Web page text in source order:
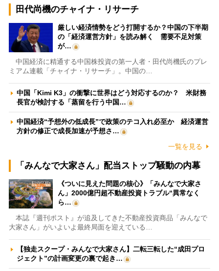
田代尚機のチャイナ・リサーチ
厳しい経済情勢をどう打開するか？中国の下半期
の「経済運営方針」を読み解く 需要不足対策
が…
中国経済に精通する中国株投資の第一人者・田代尚機氏のプレ
ミアム連載「チャイナ・リサーチ」。中国の…
中国「Kimi K3」の衝撃に世界はどう対応するのか？ 米財務
長官が検討する「蒸留を行う中国…
中国経済“予想外の低成長”で政策のテコ入れ必至か 経済運営
方針の修正で成長加速が予想さ…
一覧を見る
「みんなで大家さん」配当ストップ騒動の内幕
《ついに見えた問題の核心》「みんなで大家さ
ん」2000億円超不動産投資トラブル“異常なく
ら…
本誌『週刊ポスト』が追及してきた不動産投資商品「みんなで
大家さん」がいよいよ最終局面を迎えている…
【独走スクープ・みんなで大家さん】二転三転した“成田プロ
ジェクト”の計画変更の裏で起き…